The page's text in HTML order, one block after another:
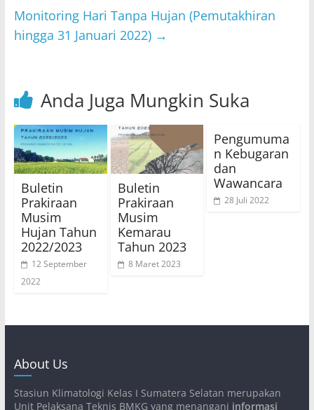
p o
k
Monitoring Hari Tanpa Hujan (Pemutakhiran
hingga 31 Januari 2022) →
Anda Juga Mungkin Suka
Buletin
Prakiraan
Musim
Hujan Tahun
2022/2023
12 September
2022
Buletin
Prakiraan
Musim
Kemarau
Tahun 2023
8 Maret 2023
Pengumuma
n Kebugaran
dan
Wawancara
28 Juli 2022
About Us
Stasiun Klimatologi Kelas I Sumatera Selatan merupakan
Unit Pelaksana Teknis BMKG yang menangani informasi